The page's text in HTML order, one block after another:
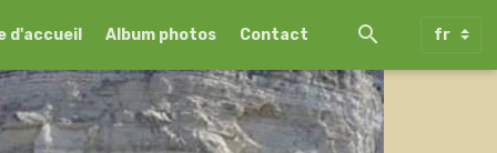
d'accueil Album photos Contact